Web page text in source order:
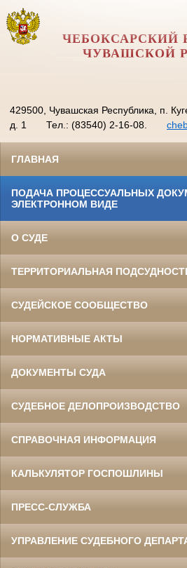
ЧЕБОКСАРСКИЙ
ЧУВАШСКОЙ
429500, Чувашская Республика, п.
д. 1
Тел.: (83540) 2-16-08.
ГЛАВНАЯ
ПОДАЧА ПРОЦЕССУАЛЬНЫХ
ЭЛЕКТРОННОМ ВИДЕ
О СУДЕ
ТЕРРИТОРИАЛЬНАЯ
СУДЕЙСКОЕ СООБЩЕСТВО
НОРМАТИВНЫЕ АКТЫ
ДОКУМЕНТЫ СУДА
СУДЕБНОЕ ДЕЛОПРОИЗВОДСТВО
СПРАВОЧНАЯ ИНФОРМАЦИЯ
КАЛЬКУЛЯТОР ГОСПОШЛИНЫ
ПРЕСС-СЛУЖБА
УПРАВЛЕНИЕ СУДЕБНОГО